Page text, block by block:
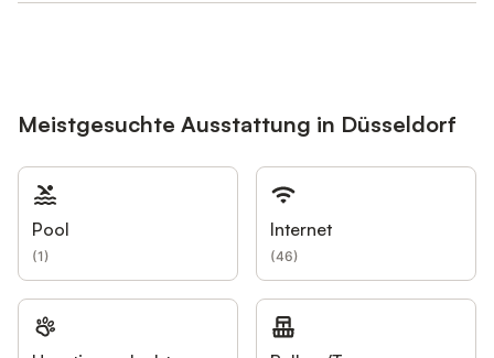
Meistgesuchte Ausstattung in Düsseldorf
Pool
(1)
Internet
(46)